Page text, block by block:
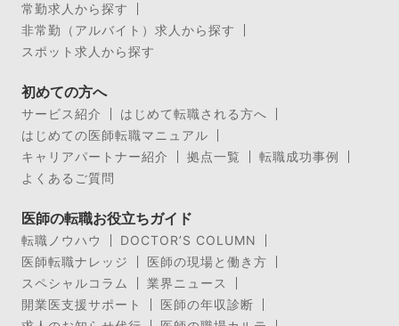
常勤求人から探す
非常勤（アルバイト）求人から探す
スポット求人から探す
初めての方へ
サービス紹介
はじめて転職される方へ
はじめての医師転職マニュアル
キャリアパートナー紹介
拠点一覧
転職成功事例
よくあるご質問
医師の転職お役立ちガイド
転職ノウハウ
DOCTOR’S COLUMN
医師転職ナレッジ
医師の現場と働き方
スペシャルコラム
業界ニュース
開業医支援サポート
医師の年収診断